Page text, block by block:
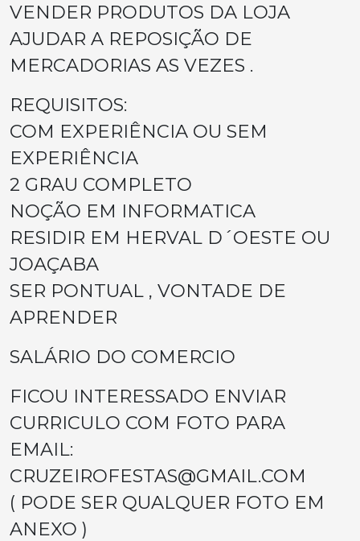
VENDER PRODUTOS DA LOJA
AJUDAR A REPOSIÇÃO DE
MERCADORIAS AS VEZES .
REQUISITOS:
COM EXPERIÊNCIA OU SEM
EXPERIÊNCIA
2 GRAU COMPLETO
NOÇÃO EM INFORMATICA
RESIDIR EM HERVAL D´OESTE OU
JOAÇABA
SER PONTUAL , VONTADE DE
APRENDER
SALÁRIO DO COMERCIO
FICOU INTERESSADO ENVIAR
CURRICULO COM FOTO PARA
EMAIL:
CRUZEIROFESTAS@GMAIL.COM
( PODE SER QUALQUER FOTO EM
ANEXO )